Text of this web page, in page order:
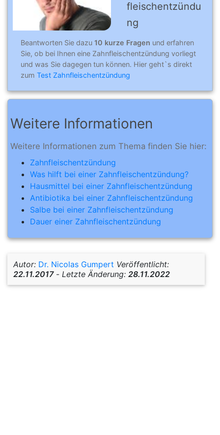
fleischentzündu
ng
Beantworten Sie dazu 10 kurze Fragen und erfahren
Sie, ob bei Ihnen eine Zahnfleischentzündung vorliegt
und was Sie dagegen tun können. Hier geht`s direkt
zum Test Zahnfleischentzündung
Weitere Informationen
Weitere Informationen zum Thema finden Sie hier:
Zahnfleischentzündung
Was hilft bei einer Zahnfleischentzündung?
Hausmittel bei einer Zahnfleischentzündung
Antibiotika bei einer Zahnfleischentzündung
Salbe bei einer Zahnfleischentzündung
Dauer einer Zahnfleischentzündung
Autor: Dr. Nicolas Gumpert Veröffentlicht:
22.11.2017- Letzte Änderung: 28.11.2022